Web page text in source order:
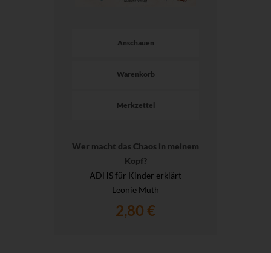
Anschauen
Warenkorb
Merkzettel
Wer macht das Chaos in meinem
Kopf?
ADHS für Kinder erklärt
Leonie Muth
2,80 €